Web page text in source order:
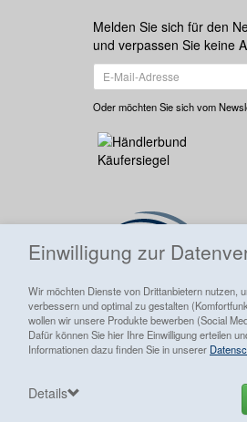
Einwilligung zur
Wir möchten Dienste von Drittanbietern nutzen,
verbessern und optimal zu gestalten
wollen wir unsere Produkte bewerben (Social
Dafür können Sie hier Ihre Einwilligung erteilen
Informationen dazu finden Sie in unserer
Details
Melden Sie sich für den
und verpassen Sie keine
Oder möchten Sie sich vom
Alle Preise inkl. ges. MwSt./
Goldhahn Briefmarken